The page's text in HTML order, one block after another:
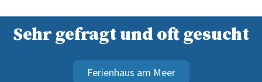
Sehr gefragt und oft gesucht
Ferienhaus am Meer